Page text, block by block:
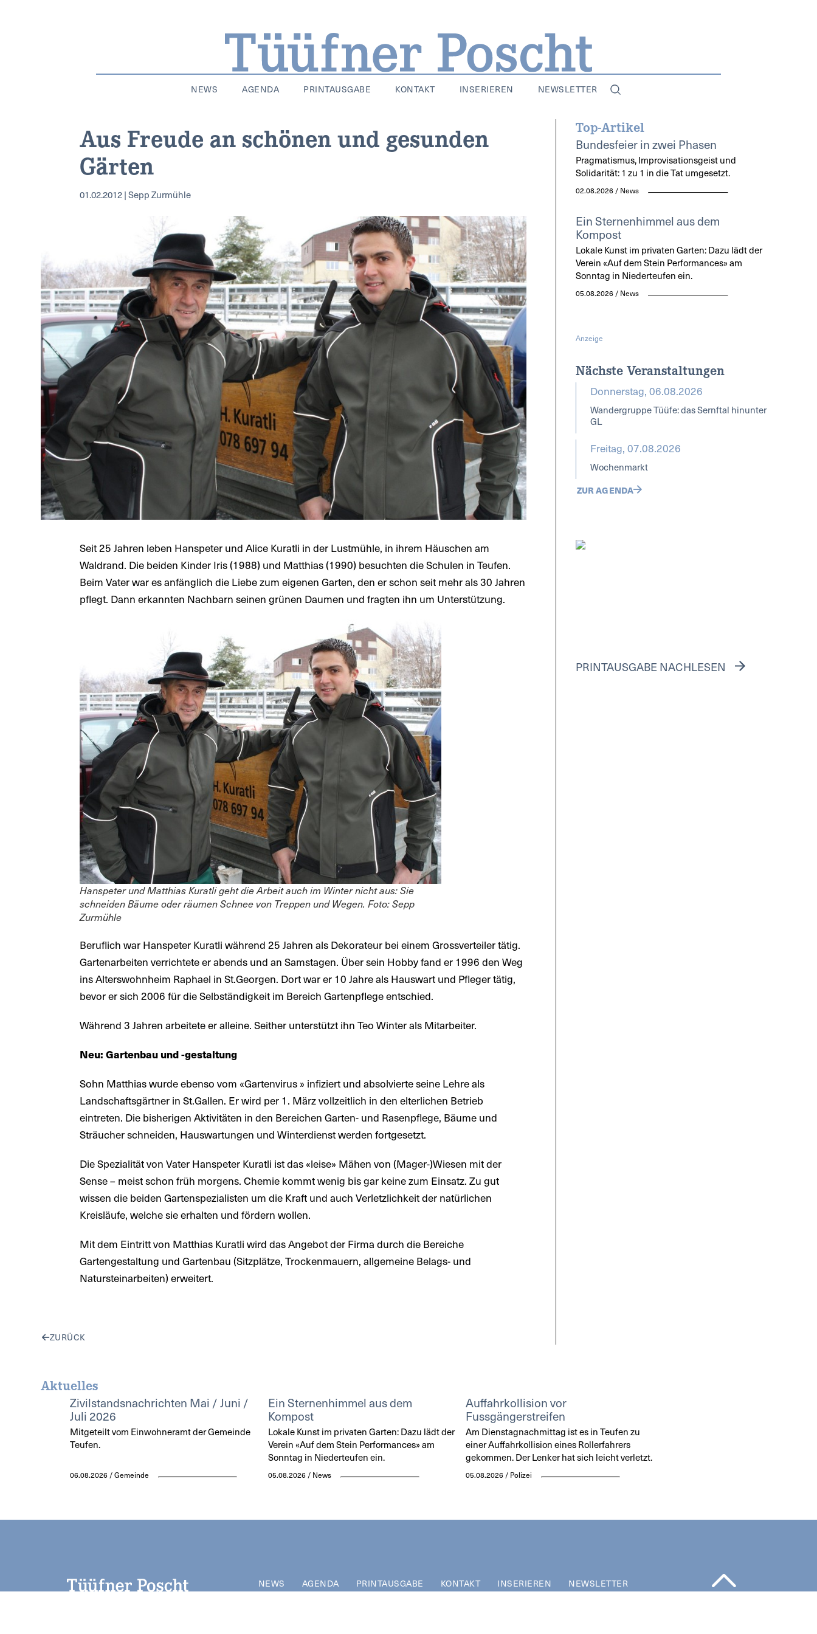
NEWS AGENDA PRINTAUSGABE KONTAKT INSERIEREN NEWSLETTER
Aus Freude an schönen und gesunden
Gärten
01.02.2012 | Sepp Zurmühle
Seit 25 Jahren leben Hanspeter und Alice Kuratli in der Lustmühle, in ihrem Häuschen am
Waldrand. Die beiden Kinder Iris (1988) und Matthias (1990) besuchten die Schulen in Teufen.
Beim Vater war es anfänglich die Liebe zum eigenen Garten, den er schon seit mehr als 30 Jahren
pflegt. Dann erkannten Nachbarn seinen grünen Daumen und fragten ihn um Unterstützung.
Hanspeter und Matthias Kuratli geht die Arbeit auch im Winter nicht aus: Sie
schneiden Bäume oder räumen Schnee von Treppen und Wegen. Foto: Sepp
Zurmühle
Beruflich war Hanspeter Kuratli während 25 Jahren als Dekorateur bei einem Grossverteiler tätig.
Gartenarbeiten verrichtete er abends und an Samstagen. Über sein Hobby fand er 1996 den Weg
ins Alterswohnheim Raphael in St.Georgen. Dort war er 10 Jahre als Hauswart und Pfleger tätig,
bevor er sich 2006 für die Selbständigkeit im Bereich Gartenpflege entschied.
Während 3 Jahren arbeitete er alleine. Seither unterstützt ihn Teo Winter als Mitarbeiter.
Neu: Gartenbau und -gestaltung
Sohn Matthias wurde ebenso vom «Gartenvirus » infiziert und absolvierte seine Lehre als
Landschaftsgärtner in St.Gallen. Er wird per 1. März vollzeitlich in den elterlichen Betrieb
eintreten. Die bisherigen Aktivitäten in den Bereichen Garten- und Rasenpflege, Bäume und
Sträucher schneiden, Hauswartungen und Winterdienst werden fortgesetzt.
Die Spezialität von Vater Hanspeter Kuratli ist das «leise» Mähen von (Mager-)Wiesen mit der
Sense – meist schon früh morgens. Chemie kommt wenig bis gar keine zum Einsatz. Zu gut
wissen die beiden Gartenspezialisten um die Kraft und auch Verletzlichkeit der natürlichen
Kreisläufe, welche sie erhalten und fördern wollen.
Mit dem Eintritt von Matthias Kuratli wird das Angebot der Firma durch die Bereiche
Gartengestaltung und Gartenbau (Sitzplätze, Trockenmauern, allgemeine Belags- und
Natursteinarbeiten) erweitert.
ZURÜCK
Top-Artikel
Bundesfeier in zwei Phasen
Pragmatismus, Improvisationsgeist und
Solidarität: 1 zu 1 in die Tat umgesetzt.
02.08.2026 / News
Ein Sternenhimmel aus dem
Kompost
Lokale Kunst im privaten Garten: Dazu lädt der
Verein «Auf dem Stein Performances» am
Sonntag in Niederteufen ein.
05.08.2026 / News
Anzeige
Nächste Veranstaltungen
Donnerstag, 06.08.2026
Wandergruppe Tüüfe: das Sernftal hinunter
GL
Freitag, 07.08.2026
Wochenmarkt
ZUR AGENDA
PRINTAUSGABE NACHLESEN
Aktuelles
Zivilstandsnachrichten Mai / Juni /
Juli 2026
Mitgeteilt vom Einwohneramt der Gemeinde
Teufen.
06.08.2026 / Gemeinde
Ein Sternenhimmel aus dem
Kompost
Lokale Kunst im privaten Garten: Dazu lädt der
Verein «Auf dem Stein Performances» am
Sonntag in Niederteufen ein.
05.08.2026 / News
Auffahrkollision vor
Fussgängerstreifen
Am Dienstagnachmittag ist es in Teufen zu
einer Auffahrkollision eines Rollerfahrers
gekommen. Der Lenker hat sich leicht verletzt.
05.08.2026 / Polizei
NEWS AGENDA PRINTAUSGABE KONTAKT INSERIEREN NEWSLETTER